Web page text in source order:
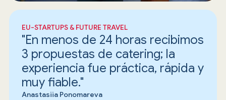
EU-STARTUPS & FUTURE TRAVEL
"En menos de 24 horas recibimos
3 propuestas de catering; la
experiencia fue práctica, rápida y
muy fiable."
Anastasiia Ponomareva